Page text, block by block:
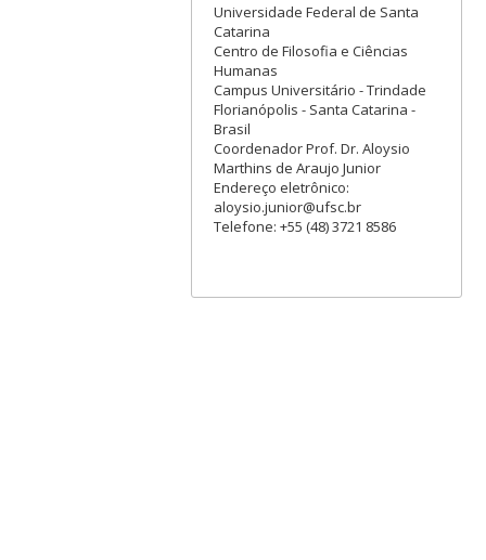
Universidade Federal de Santa
Catarina
Centro de Filosofia e Ciências
Humanas
Campus Universitário - Trindade
Florianópolis - Santa Catarina -
Brasil
Coordenador Prof. Dr. Aloysio
Marthins de Araujo Junior
Endereço eletrônico:
aloysio.junior@ufsc.br
Telefone: +55 (48) 3721 8586